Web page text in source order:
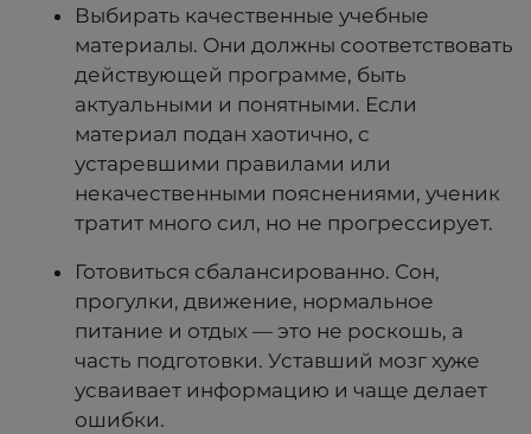
Выбирать качественные учебные
материалы. Они должны соответствовать
действующей программе, быть
актуальными и понятными. Если
материал подан хаотично, с
устаревшими правилами или
некачественными пояснениями, ученик
тратит много сил, но не прогрессирует.
Готовиться сбалансированно. Сон,
прогулки, движение, нормальное
питание и отдых — это не роскошь, а
часть подготовки. Уставший мозг хуже
усваивает информацию и чаще делает
ошибки.